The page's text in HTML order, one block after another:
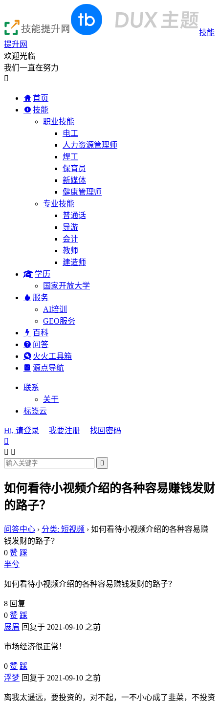
技能
提升网
欢迎光临
我们一直在努力

首页
技能
职业技能
电工
人力资源管理师
焊工
保育员
新媒体
健康管理师
专业技能
普通话
导游
会计
教师
建造师
学历
国家开放大学
服务
AI培训
GEO服务
百科
问答
火火工具箱
源点导航
联系
关于
标签云
Hi, 请登录 我要注册
找回密码

 

如何看待小视频介绍的各种容易赚钱发财
的路子？
问答中心 › 分类: 短视频 › 如何看待小视频介绍的各种容易赚
钱发财的路子？
0 赞 踩
半兮
如何看待小视频介绍的各种容易赚钱发财的路子？
8 回复
0 赞 踩
展眉 回复于 2021-09-10 之前
市场经济很正常！
0 赞 踩
浮梦 回复于 2021-09-10 之前
离我太遥远，要投资的，对不起，一不小心成了韭菜，不投资